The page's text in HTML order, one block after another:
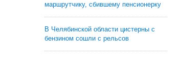
маршрутчику, сбившему пенсионерку
В Челябинской области цистерны с
бензином сошли с рельсов